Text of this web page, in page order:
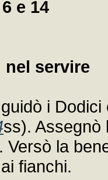
e 14
nel servire
i Dodici
ss). Assegnò
Versò la
fianchi.